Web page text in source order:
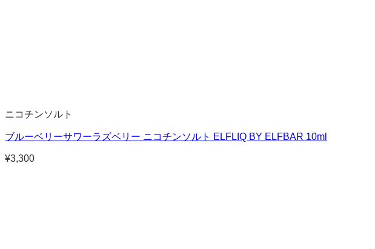
ニコチンソルト
ブルーベリーサワーラズベリー ニコチンソルト ELFLIQ BY ELFBAR 10ml
¥3,300